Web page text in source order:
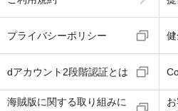
プライバシーポリシー
dアカウント2段階認証とは
海賊版に関する取り組みに